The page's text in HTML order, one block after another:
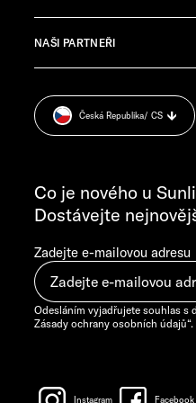
TECHNICKÝ ZÁKAZNICKÝ
PONDĚLÍ–ČTVRTEK
PÁTEK 7.30–12.00 HOD.
info@sunlight.de
Impressum
Cookie Consent
Informace o hmotnosti
NAŠI PARTNEŘI
Co je nového u
Dostávejte
Zadejte e-mailovou adresu
Odesláním vyjadřujete souhlas s
Zásady ochrany osobních údajů“.
Instagram Facebook
Česká Republika/ CS